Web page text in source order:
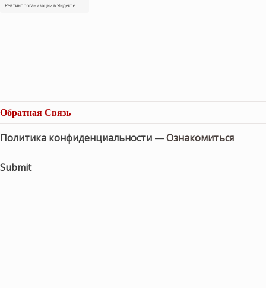
Обратная Связь
Политика конфиденциальности —Ознакомиться
Submit